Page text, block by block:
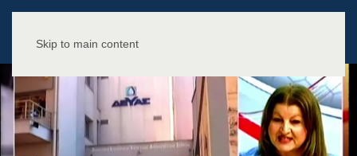
Skip to main content